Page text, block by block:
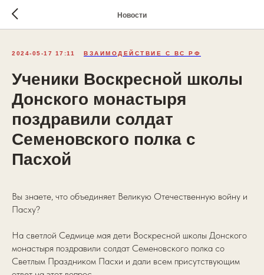
Новости
2024-05-17 17:11 ВЗАИМОДЕЙСТВИЕ С ВС РФ
Ученики Воскресной школы
Донского монастыря
поздравили солдат
Семеновского полка с
Пасхой
Вы знаете, что объединяет Великую Отечественную войну и
Пасху?
На светлой Седмице мая дети Воскресной школы Донского
монастыря поздравили солдат Семеновского полка со
Светлым Праздником Пасхи и дали всем присутствующим